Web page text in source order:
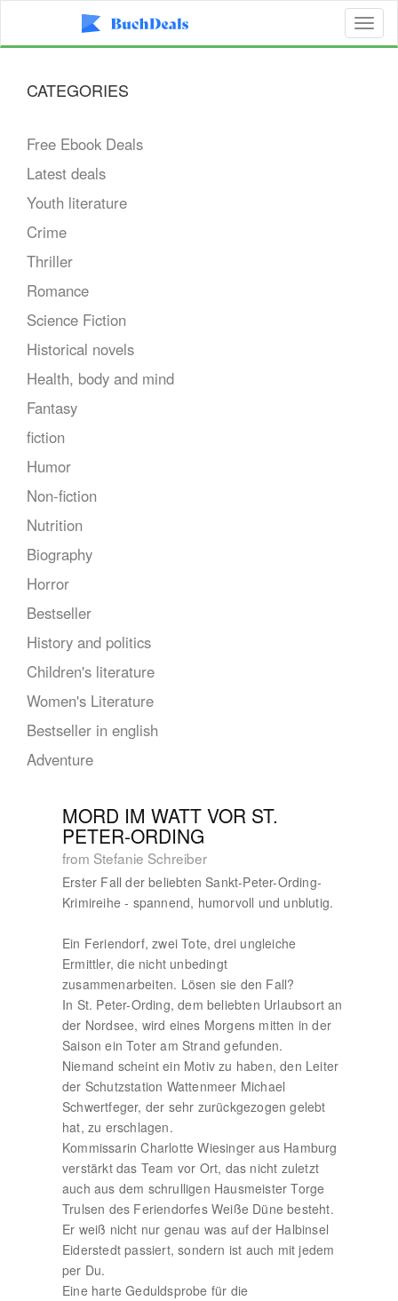
CATEGORIES
Free Ebook Deals
Latest deals
Youth literature
Crime
Thriller
Romance
Science Fiction
Historical novels
Health, body and mind
Fantasy
fiction
Humor
Non-fiction
Nutrition
Biography
Horror
Bestseller
History and politics
Children's literature
Women's Literature
Bestseller in english
Adventure
MORD IM WATT VOR ST.
PETER-ORDING
from Stefanie Schreiber
Erster Fall der beliebten Sankt-Peter-Ording-
Krimireihe - spannend, humorvoll und unblutig.
Ein Feriendorf, zwei Tote, drei ungleiche
Ermittler, die nicht unbedingt
zusammenarbeiten. Lösen sie den Fall?
In St. Peter-Ording, dem beliebten Urlaubsort an
der Nordsee, wird eines Morgens mitten in der
Saison ein Toter am Strand gefunden.
Niemand scheint ein Motiv zu haben, den Leiter
der Schutzstation Wattenmeer Michael
Schwertfeger, der sehr zurückgezogen gelebt
hat, zu erschlagen.
Kommissarin Charlotte Wiesinger aus Hamburg
verstärkt das Team vor Ort, das nicht zuletzt
auch aus dem schrulligen Hausmeister Torge
Trulsen des Feriendorfes Weiße Düne besteht.
Er weiß nicht nur genau was auf der Halbinsel
Eiderstedt passiert, sondern ist auch mit jedem
per Du.
Eine harte Geduldsprobe für die